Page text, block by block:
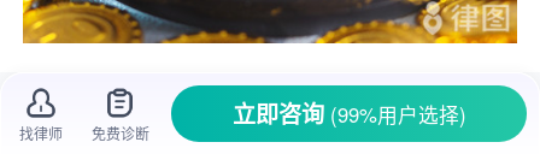
一、家暴起诉离婚如何判
找律师 免费诊断
立即咨询 (99%用户选择)